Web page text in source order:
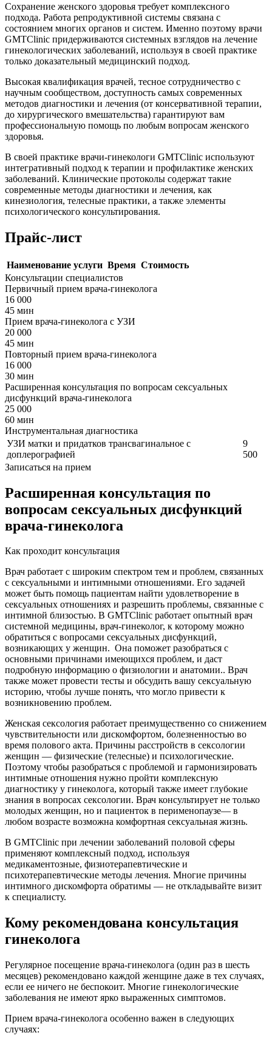
Сохранение женского здоровья требует комплексного
подхода. Работа репродуктивной системы связана с
состоянием многих органов и систем. Именно поэтому врачи
GMTClinic придерживаются системных взглядов на лечение
гинекологических заболеваний, используя в своей практике
только доказательный медицинский подход.
Высокая квалификация врачей, тесное сотрудничество с
научным сообществом, доступность самых современных
методов диагностики и лечения (от консервативной терапии,
до хирургического вмешательства) гарантируют вам
профессиональную помощь по любым вопросам женского
здоровья.
В своей практике врачи-гинекологи GMTClinic используют
интегративный подход к терапии и профилактике женских
заболеваний. Клинические протоколы содержат такие
современные методы диагностики и лечения, как
кинезиология, телесные практики, а также элементы
психологического консультирования.
Прайс-лист
Наименование услуги Время Стоимость
Консультации специалистов
Первичный прием врача-гинеколога
16 000
45 мин
Прием врача-гинеколога с УЗИ
20 000
45 мин
Повторный прием врача-гинеколога
16 000
30 мин
Расширенная консультация по вопросам сексуальных
дисфункций врача-гинеколога
25 000
60 мин
Инструментальная диагностика
УЗИ матки и придатков трансвагинальное с
доплерографией
9
500
Записаться на прием
Расширенная консультация по
вопросам сексуальных дисфункций
врача-гинеколога
Как проходит консультация
Врач работает с широким спектром тем и проблем, связанных
с сексуальными и интимными отношениями. Его задачей
может быть помощь пациентам найти удовлетворение в
сексуальных отношениях и разрешить проблемы, связанные с
интимной близостью. В GMTClinic работает опытный врач
системной медицины, врач-гинеколог, к которому можно
обратиться с вопросами сексуальных дисфункций,
возникающих у женщин. Она поможет разобраться с
основными причинами имеющихся проблем, и даст
подробную информацию о физиологии и анатомии.. Врач
также может провести тесты и обсудить вашу сексуальную
историю, чтобы лучше понять, что могло привести к
возникновению проблем.
Женская сексология работает преимущественно со снижением
чувствительности или дискомфортом, болезненностью во
время полового акта. Причины расстройств в сексологии
женщин — физические (телесные) и психологические.
Поэтому чтобы разобраться с проблемой и гармонизировать
интимные отношения нужно пройти комплексную
диагностику у гинеколога, который также имеет глубокие
знания в вопросах сексологии. Врач консультирует не только
молодых женщин, но и пациенток в перименопаузе— в
любом возрасте возможна комфортная сексуальная жизнь.
В GMTClinic при лечении заболеваний половой сферы
применяют комплексный подход, используя
медикаментозные, физиотерапевтические и
психотерапевтические методы лечения. Многие причины
интимного дискомфорта обратимы — не откладывайте визит
к специалисту.
Кому рекомендована консультация
гинеколога
Регулярное посещение врача-гинеколога (один раз в шесть
месяцев) рекомендовано каждой женщине даже в тех случаях,
если ее ничего не беспокоит. Многие гинекологические
заболевания не имеют ярко выраженных симптомов.
Прием врача-гинеколога особенно важен в следующих
случаях: